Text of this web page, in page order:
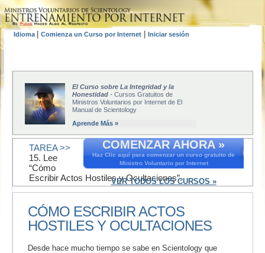
Idioma Comienza un Curso por Internet Iniciar sesión
El Curso sobre La Integridad y la
Honestidad - Cursos Gratuitos de
Ministros Voluntarios por Internet de El
Manual de Scientology
Aprende Más »
COMENZAR AHORA »
Haz Clic aquí para comenzar un curso gratuito de
Ministro Voluntario por Internet
VER TODOS LOS CURSOS »
TAREA >>
15. Lee
“Cómo
Escribir Actos Hostiles y Ocultaciones”.
CÓMO ESCRIBIR ACTOS
HOSTILES Y OCULTACIONES
Desde hace mucho tiempo se sabe en Scientology que